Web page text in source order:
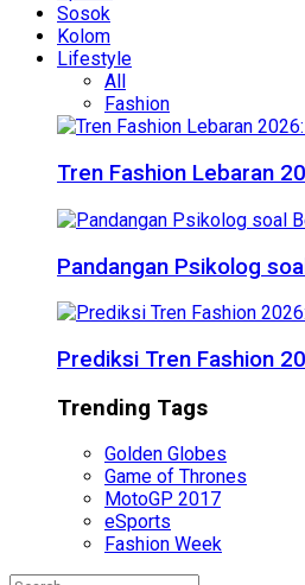
Sosok
Kolom
Lifestyle
All
Fashion
Tren Fashion Lebaran
Pandangan Psikolog
Prediksi Tren Fashion
Trending Tags
Golden Globes
Game of Thrones
MotoGP 2017
eSports
Fashion Week